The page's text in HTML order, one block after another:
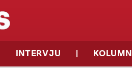
INTERVJU